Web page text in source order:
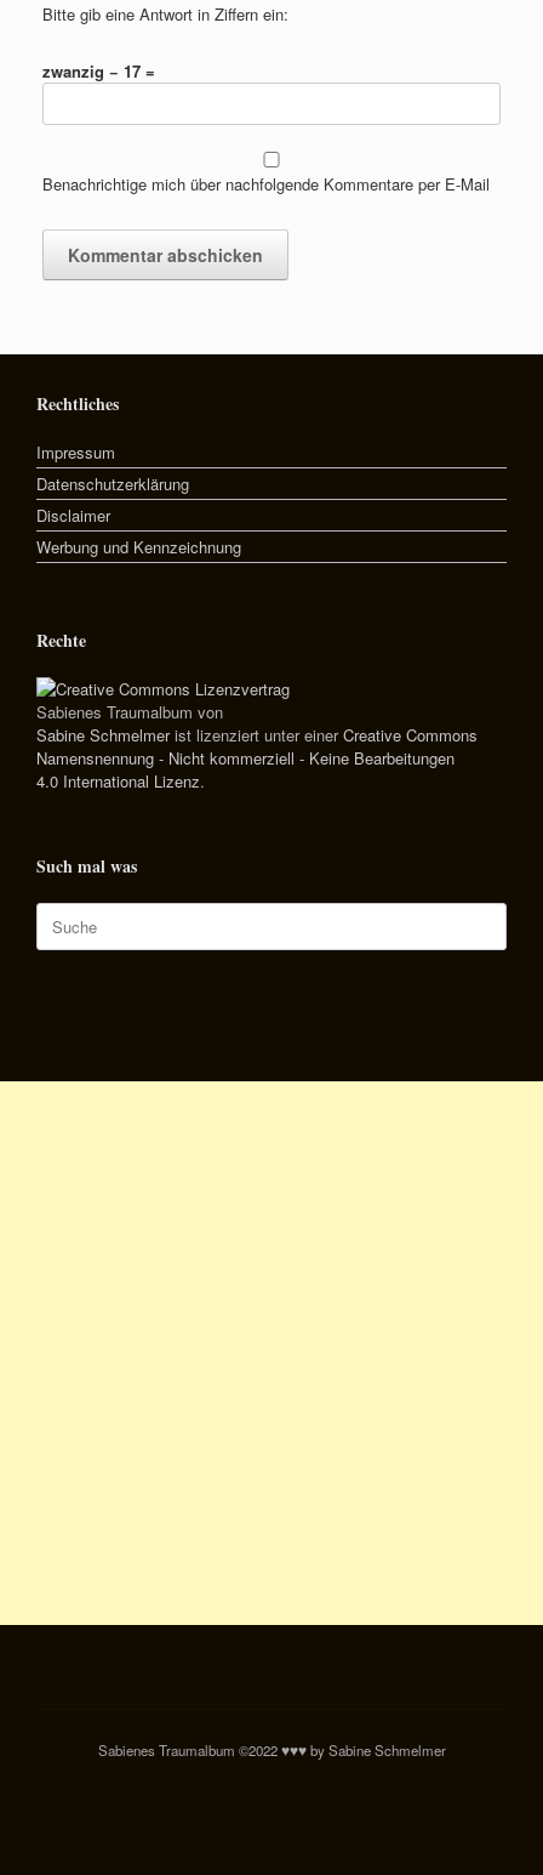
Bitte gib eine Antwort in Ziffern ein:
zwanzig − 17 =
Benachrichtige mich über nachfolgende Kommentare per E-Mail
Rechtliches
Impressum
Datenschutzerklärung
Disclaimer
Werbung und Kennzeichnung
Rechte
Sabienes Traumalbum von
Sabine Schmelmerist lizenziert unter einerCreative Commons
Namensnennung - Nicht kommerziell - Keine Bearbeitungen
4.0 International Lizenz.
Such mal was
Suche
nach:
Sabienes Traumalbum ©2022 ♥♥♥ by Sabine Schmelmer